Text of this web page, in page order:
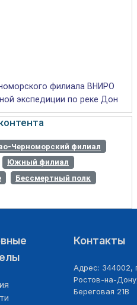
филиала ВНИРО
экспедиции по реке Дон
Черноморский филиал
Южный филиал
Бессмертный полк
Контакты
Адрес: 344002,
Ростов-на-
Береговая 21В